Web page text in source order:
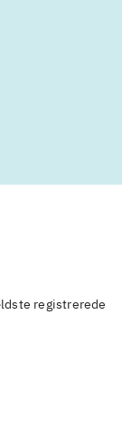
registrerede